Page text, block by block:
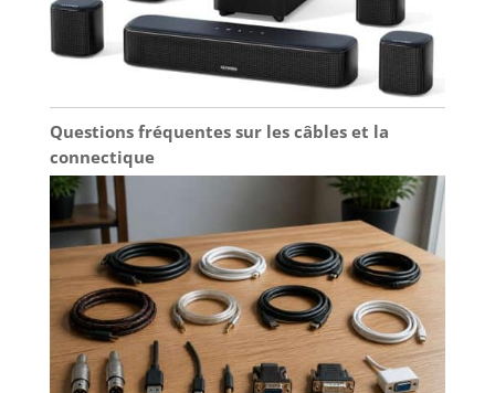
Questions fréquentes sur les câbles et la
connectique